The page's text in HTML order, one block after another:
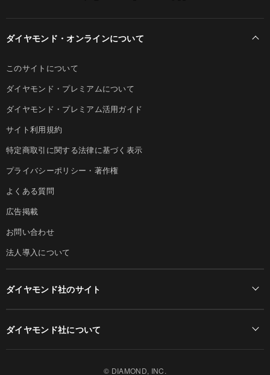
ダイヤモンド・オンラインについて
このサイトについて
ダイヤモンド・プレミアムについて
ダイヤモンド・プレミアム活用ガイド
サイト利用規約
特定商取引に関する法律に基づく表示
プライバシーポリシー・著作権
よくある質問
広告掲載
お問い合わせ
法人導入について
ダイヤモンド社のサイト
ダイヤモンド社について
© DIAMOND, INC.